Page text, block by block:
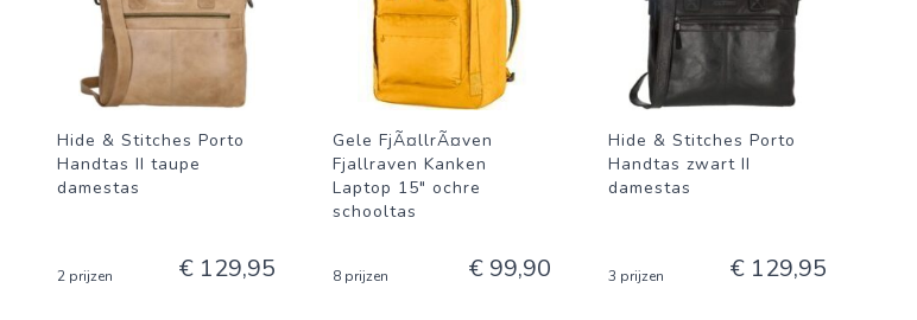
Hide & Stitches Porto
Handtas II taupe
damestas
2 prijzen € 129,95
Gele FjÃ¤llrÃ¤ven
Fjallraven Kanken
Laptop 15" ochre
schooltas
8 prijzen € 99,90
Hide & Stitches Porto
Handtas zwart II
damestas
3 prijzen € 129,95